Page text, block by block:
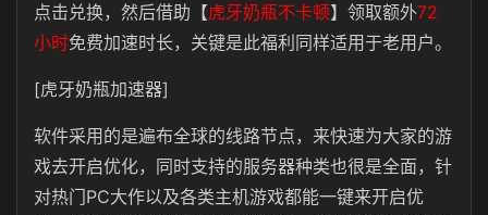
点击兑换，然后借助【虎牙奶瓶不卡顿】领取额外72
小时免费加速时长，关键是此福利同样适用于老用户。
[虎牙奶瓶加速器]
软件采用的是遍布全球的线路节点，来快速为大家的游
戏去开启优化，同时支持的服务器种类也很是全面，针
对热门PC大作以及各类主机游戏都能一键来开启优